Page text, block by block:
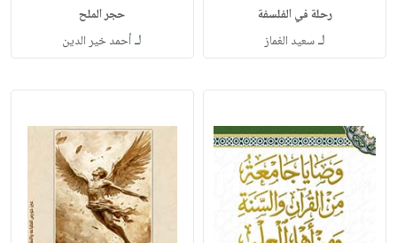
رحلة في الفلسفة
لـسعيد الغماز
حجر الملح
لـأحمد خير الدين